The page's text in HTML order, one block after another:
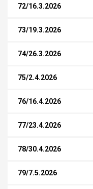
72/16.3.2026
73/19.3.2026
74/26.3.2026
75/2.4.2026
76/16.4.2026
77/23.4.2026
78/30.4.2026
79/7.5.2026